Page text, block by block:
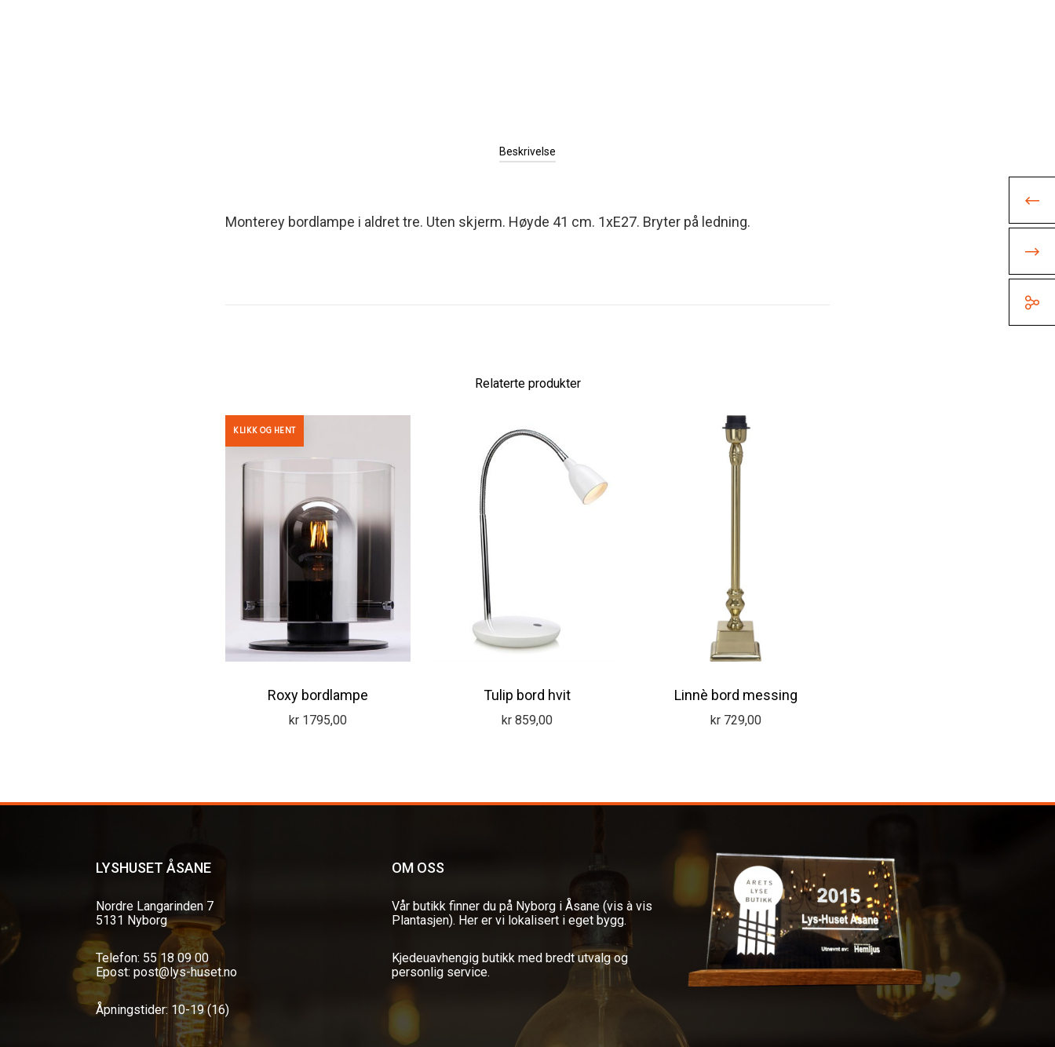
Beskrivelse
Monterey bordlampe i aldret tre. Uten skjerm. Høyde 41 cm. 1xE27. Bryter på ledning.
Relaterte produkter
KLIKK OG HENT
Roxy bordlampe
kr 1795,00
Tulip bord hvit
kr859,00
Linnè bord messing
kr729,00
LYSHUSET ÅSANE
Nordre Langarinden 7
5131 Nyborg
Telefon: 55 18 09 00
Epost: post@lys-huset.no
Åpningstider: 10-19 (16)
OM OSS
Vår butikk finner du på Nyborg i Åsane (vis à vis
Plantasjen). Her er vi lokalisert i eget bygg.
Kjedeuavhengig butikk med bredt utvalg og
personlig service.